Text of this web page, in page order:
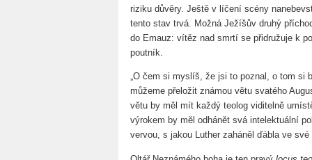
riziku důvěry. Ještě v líčení scény
tento stav trvá. Možná Ježíšův druhý
do Emauz: vítěz nad smrtí se přidružuje k
poutník.
„O čem si myslíš, že jsi to poznal, o tom si
můžeme přeložit známou větu svatého
větu by měl mít každý teolog viditelně
výrokem by měl odhánět svá intelektuální
vervou, s jakou Luther zaháněl ďábla ve